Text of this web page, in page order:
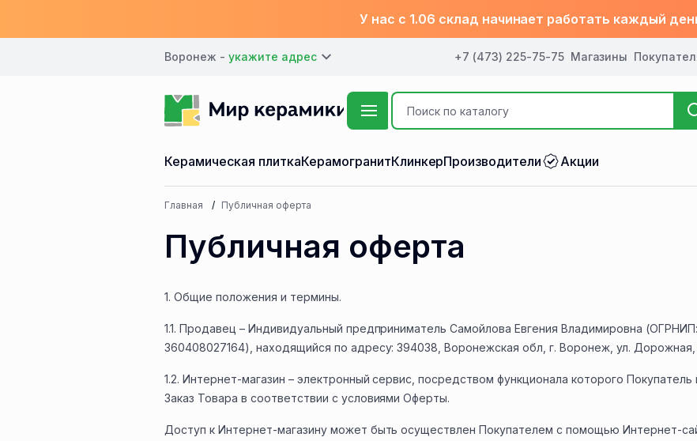
У нас с 1.06 склад начинает работать каждый
Воронеж - +7 (473) 225-75-75 Магазины
Керамическая плиткаКерамогранитКлинкерПроизводители Акции
Главная Публичная оферта
Публичная оферта
1. Общие положения и термины.
1.1. Продавец – Индивидуальный предприниматель Самойлова Евгения Владимировна
360408027164), находящийся по адресу: 394038, Воронежская обл, г. Воронеж, ул. Дорожная,
1.2. Интернет-магазин – электронный сервис, посредством функционала которого
Заказ Товара в соответствии с условиями Оферты.
Доступ к Интернет-магазину может быть осуществлен Покупателем с помощью Интернет-